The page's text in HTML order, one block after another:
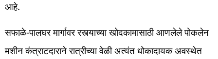
आहे.
सफाळे-पालघर मार्गावर रस्त्याच्या खोदकामासाठी आणलेले पोकलेन
मशीन कंत्राटदाराने रात्रीच्या वेळी अत्यंत धोकादायक अवस्थेत